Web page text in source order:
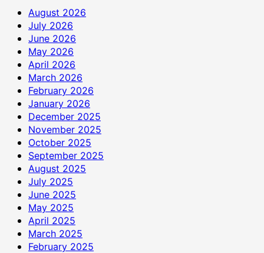
–
Season
2
In
Mumbai
August 2026
July 2026
June 2026
May 2026
April 2026
March 2026
February 2026
January 2026
December 2025
November 2025
October 2025
September 2025
August 2025
July 2025
June 2025
May 2025
April 2025
March 2025
February 2025